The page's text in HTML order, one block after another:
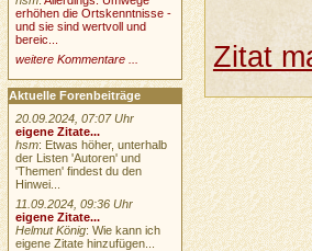
Zitat
erhöhen die Ortskenntnisse -
und sie sind wertvoll und
bereic...
weitere Kommentare ...
Aktuelle Forenbeiträge
20.09.2024, 07:07 Uhr
eigene Zitate...
hsm: Etwas höher, unterhalb
der Listen 'Autoren' und
'Themen' findest du den
Hinwei...
11.09.2024, 09:36 Uhr
eigene Zitate...
Helmut König: Wie kann ich
eigene Zitate hinzufügen...